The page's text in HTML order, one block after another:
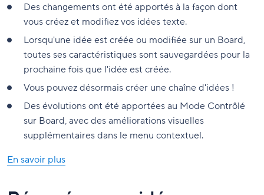
Des changements ont été apportés à la façon dont
vous créez et modifiez vos idées texte.
Lorsqu'une idée est créée ou modifiée sur un Board,
toutes ses caractéristiques sont sauvegardées pour la
prochaine fois que l'idée est créée.
Vous pouvez désormais créer une chaîne d'idées !
Des évolutions ont été apportées au Mode Contrôlé
sur Board, avec des améliorations visuelles
supplémentaires dans le menu contextuel.
En savoir plus